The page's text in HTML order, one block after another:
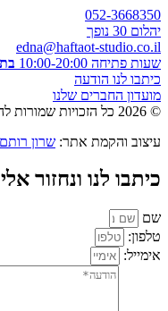
052-3668350
יהלום 30 נופך
edna@haftaot-studio.co.il
שעות פתיחה 10:00-20:00
כיתבו לנו הודעה
מועדון החברים שלנו
© 2026 כל הזכויות שמורות להפתעות. אין לעשות שימוש בתוכן האתר ללא אישור מראש בכתב.
עיצוב והקמת אתר: שרון רותם
כיתבו לנו ונחזור
שם
טלפון:
אימייל: